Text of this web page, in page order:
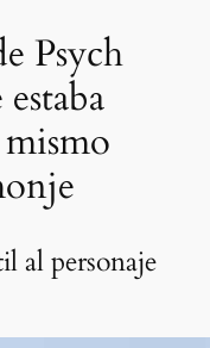
Psych
al personaje